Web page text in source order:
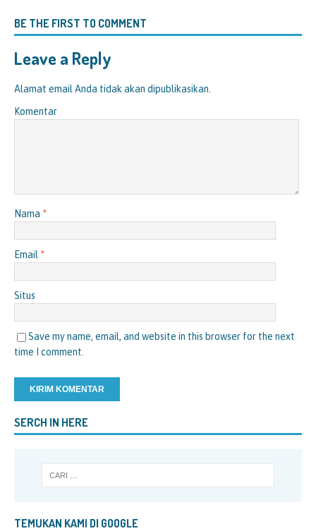
BE THE FIRST TO COMMENT
Leave a Reply
Alamat email Anda tidak akan dipublikasikan.
Komentar
Nama *
Email *
Situs
Save my name, email, and website in this browser for the next
time I comment.
SERCH IN HERE
TEMUKAN KAMI DI GOOGLE